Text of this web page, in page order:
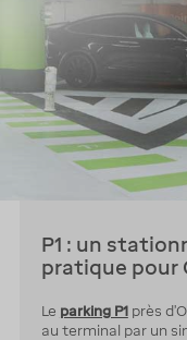
P1 : un
pratique pour
Le parking P1 près
au terminal par un